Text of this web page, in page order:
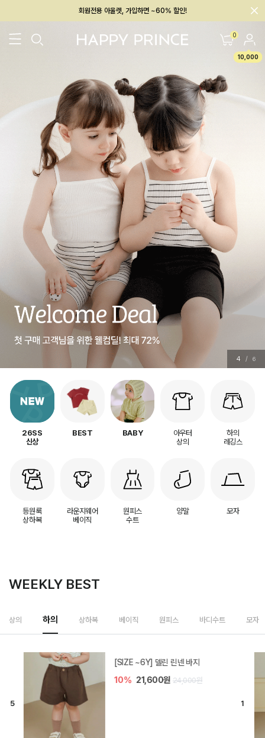
회원전용 아울렛, 가입하면 ~60% 할인!
0
10,000
5 / 6
26SS
신상
BEST BABY
아우터
상의
하의
레깅스
등원룩
상하복
라운지웨어
베이직
원피스
수트
양말 모자
WEEKLY BEST
상의 하의 상하복 베이직 원피스 바디수트 모자
[SIZE ~6Y] 델린 린넨 바지
10% 21,600원 24,000원